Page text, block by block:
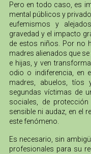
Pero en todo caso, es
mental públicos y
eufemismos y
gravedad y el impacto
de estos niños. Por no
madres alienados que
e hijas, y ven
odio o indiferencia, en
madres, abuelos, tíos
segundas víctimas de
sociales, de
sensible ni audaz, en el
este fenómeno.
Es necesario, sin
profesionales para su